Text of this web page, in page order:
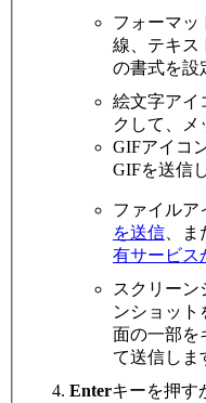
フォーマッ
線、テキス
の書式を設
絵文字アイ
クして、メ
GIFアイコ
GIFを送信
ファイルア
を送信 、
有サービス
スクリーン
ンショット
面の一部を
て送信しま
Enterキーを押す